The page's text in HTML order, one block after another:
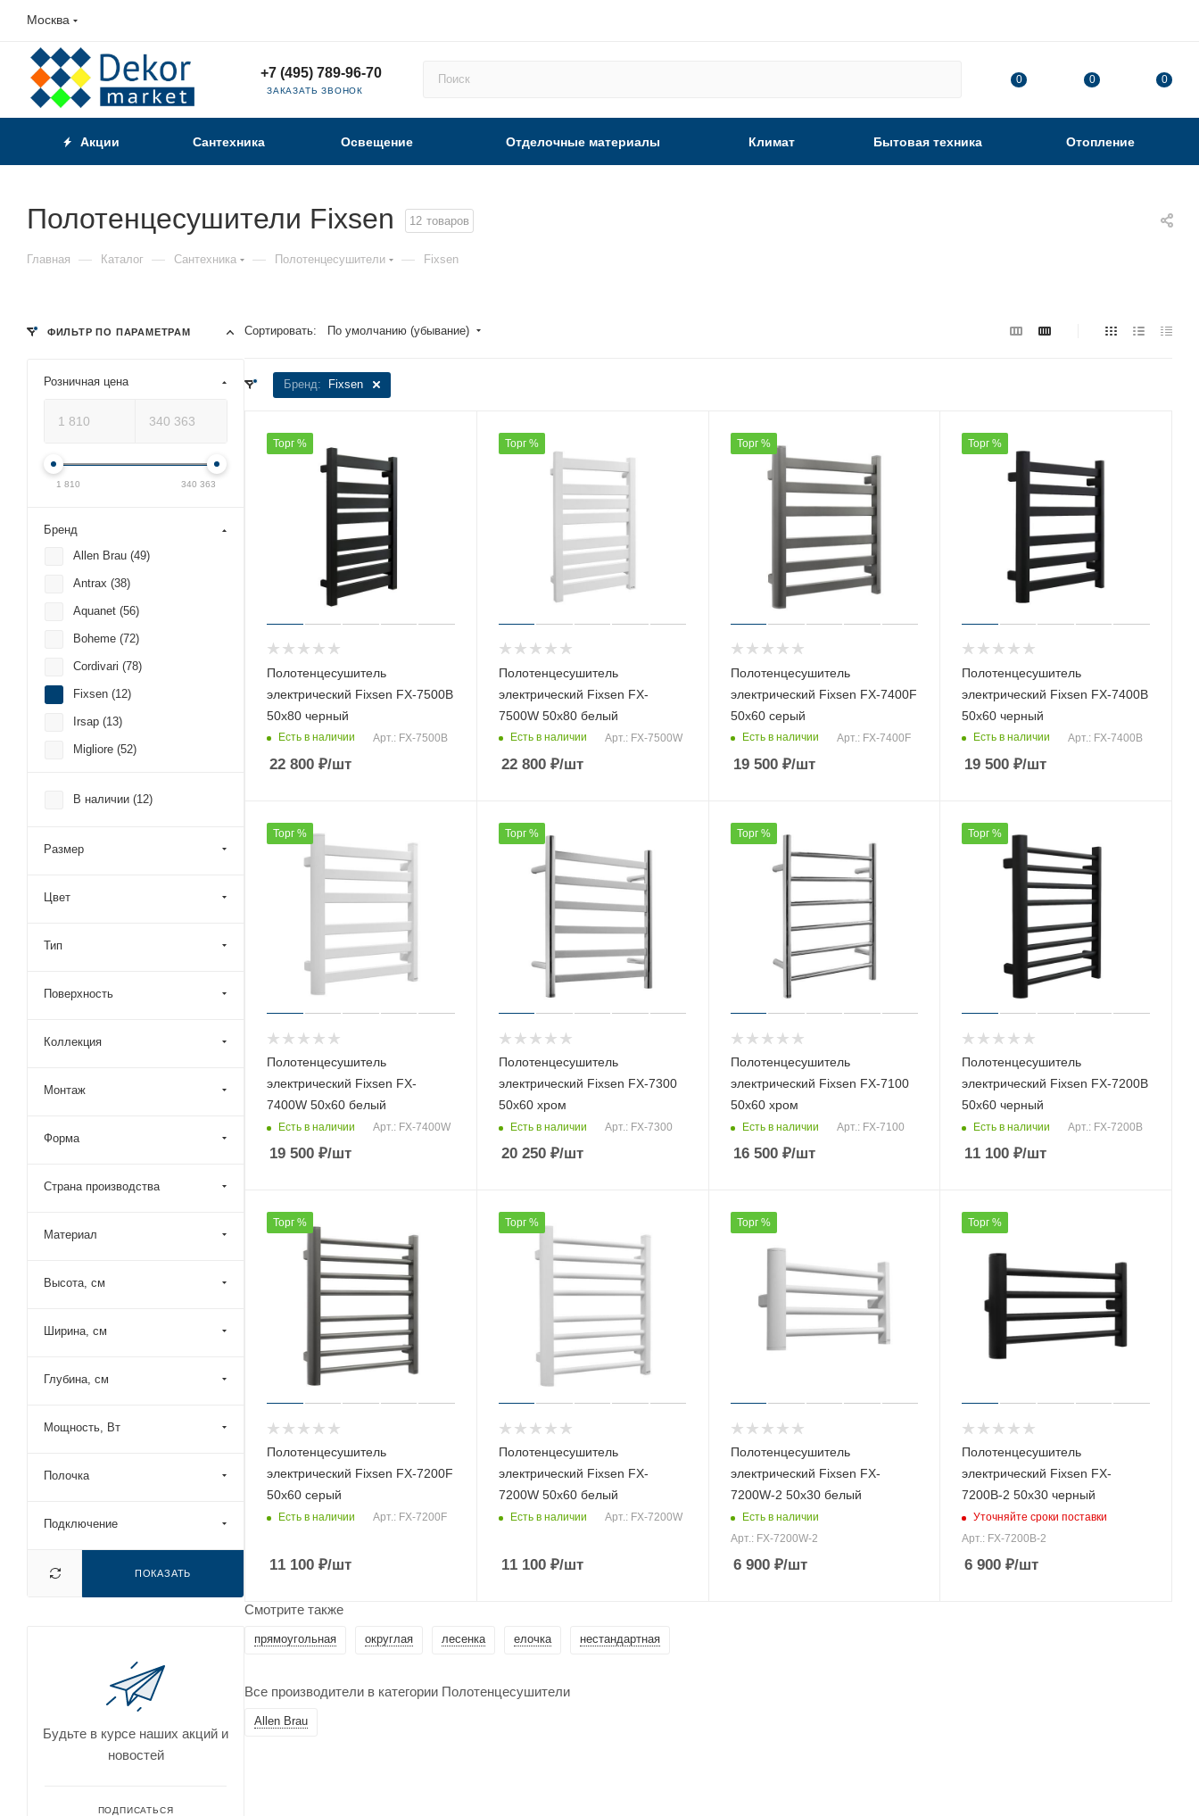
Москва
+7 (495) 789-96-70
ЗАКАЗАТЬ ЗВОНОК
0 0 0
Акции Сантехника Освещение Отделочные материалы Климат Бытовая техника Отопление
Полотенцесушители Fixsen 12 товаров
Главная — Каталог — Сантехника — Полотенцесушители — Fixsen
Сортировать: По умолчанию (убывание)
Бренд: Fixsen
Торг %
Полотенцесушитель
электрический Fixsen FX-7500B
50х80 черный
Есть в наличии Арт.: FX-7500B
22 800 ₽/шт
Торг %
Полотенцесушитель
электрический Fixsen FX-
7500W 50х80 белый
Есть в наличии Арт.: FX-7500W
22 800₽/шт
Торг %
Полотенцесушитель
электрический Fixsen FX-7400F
50х60 серый
Есть в наличии Арт.: FX-7400F
19 500₽/шт
Торг %
Полотенцесушитель
электрический Fixsen FX-7400B
50х60 черный
Есть в наличии Арт.: FX-7400B
19 500 ₽/шт
Торг %
Полотенцесушитель
электрический Fixsen FX-
7400W 50х60 белый
Есть в наличии Арт.: FX-7400W
19 500 ₽/шт
Торг %
Полотенцесушитель
электрический Fixsen FX-7300
50х60 хром
Есть в наличии Арт.: FX-7300
20 250₽/шт
Торг %
Полотенцесушитель
электрический Fixsen FX-7100
50х60 хром
Есть в наличии Арт.: FX-7100
16 500₽/шт
Торг %
Полотенцесушитель
электрический Fixsen FX-7200B
50х60 черный
Есть в наличии Арт.: FX-7200B
11 100 ₽/шт
Торг %
Полотенцесушитель
электрический Fixsen FX-7200F
50х60 серый
Есть в наличии Арт.: FX-7200F
11 100 ₽/шт
Торг %
Полотенцесушитель
электрический Fixsen FX-
7200W 50х60 белый
Есть в наличии Арт.: FX-7200W
11 100₽/шт
Торг %
Полотенцесушитель
электрический Fixsen FX-
7200W-2 50х30 белый
Есть в наличии
Арт.: FX-7200W-2
6 900₽/шт
Торг %
Полотенцесушитель
электрический Fixsen FX-
7200B-2 50х30 черный
Уточняйте сроки поставки
Арт.: FX-7200B-2
6 900 ₽/шт
Смотрите также
прямоугольная округлая лесенка елочка нестандартная
Все производители в категории Полотенцесушители
Allen Brau
ФИЛЬТР ПО ПАРАМЕТРАМ
Розничная цена
1 810 340 363
Бренд
Allen Brau (49)
Antrax (38)
Aquanet (56)
Boheme (72)
Cordivari (78)
Fixsen (12)
Irsap (13)
Migliore (52)
Point (341)
Veconi (
В наличии (12)
Размер
Цвет
Тип
Поверхность
Коллекция
Монтаж
Форма
Страна производства
Материал
Высота, см
Ширина, см
Глубина, см
Мощность, Вт
Полочка
Подключение
ПОКАЗАТЬ
Будьте в курсе наших акций и
новостей
ПОДПИСАТЬСЯ